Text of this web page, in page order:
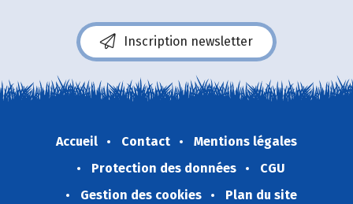
Inscription newsletter
Accueil Contact
Mentions légales
Protection des données
CGU
Gestion des cookies
Plan du site